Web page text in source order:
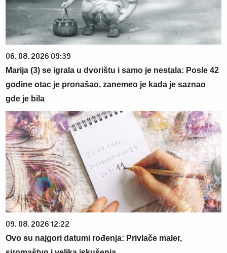
06. 08. 2026 09:39
Marija (3) se igrala u dvorištu i samo je nestala: Posle 42
godine otac je pronašao, zanemeo je kada je saznao
gde je bila
09. 08. 2026 12:22
Ovo su najgori datumi rođenja: Privlače maler,